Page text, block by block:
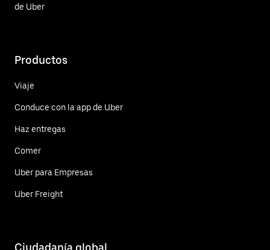
de Uber
Productos
Viaje
Conduce con la app de Uber
Haz entregas
Comer
Uber para Empresas
Uber Freight
Ciudadanía global